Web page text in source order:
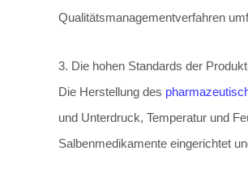
Qualitätsmanagementverfahren
3. Die hohen Standards der
Die Herstellung des
und Unterdruck, Temperatur und
Salbenmedikamente eingerichtet